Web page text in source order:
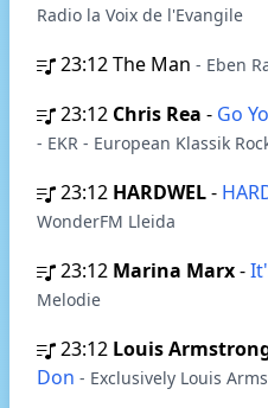
Radio la Voix de l'Evangile
23:12The Man - Eben
23:12 Chris Rea - Go
- EKR - European Klassik
23:12 HARDWEL-
WonderFM Lleida
23:12 Marina Marx-
Melodie
23:12 Louis
Don - Exclusively Louis